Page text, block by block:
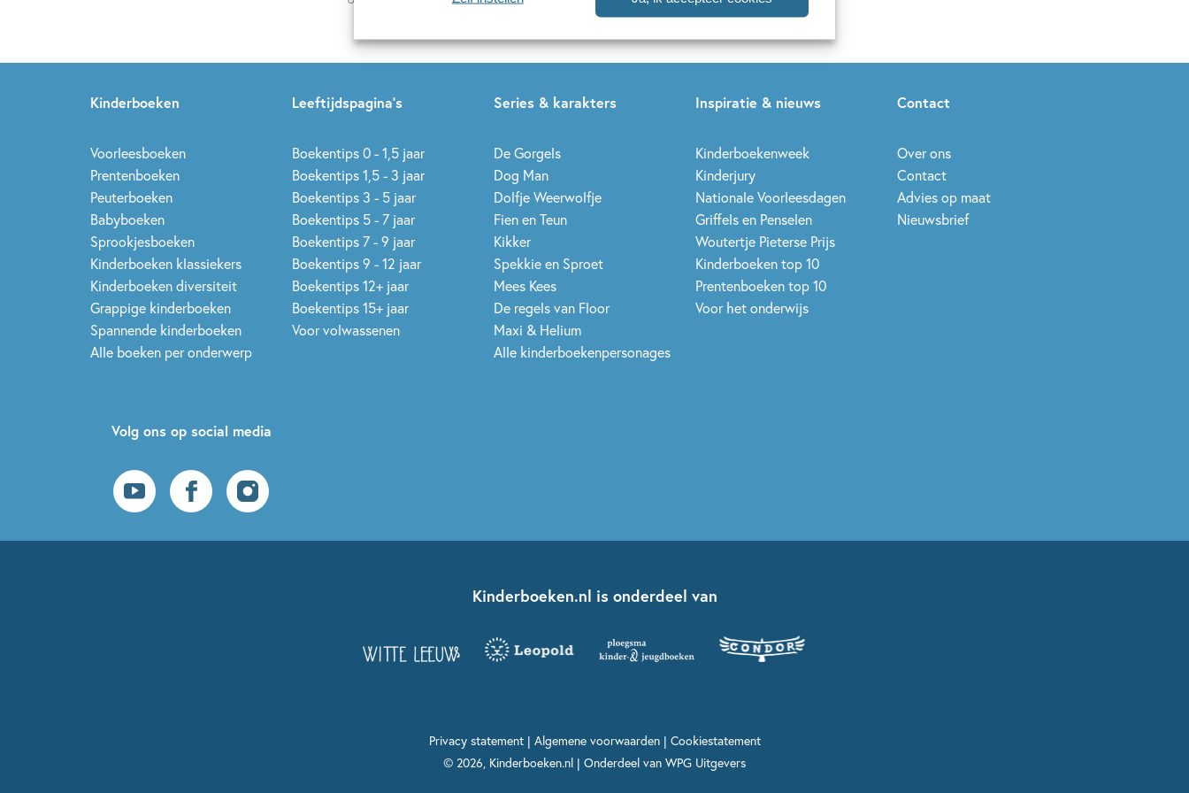
Kinderboeken
Voorleesboeken
Prentenboeken
Peuterboeken
Babyboeken
Sprookjesboeken
Kinderboeken klassiekers
Kinderboeken diversiteit
Grappige kinderboeken
Spannende kinderboeken
Alle boeken per onderwerp
Leeftijdspagina’s
Boekentips 0 - 1,5 jaar
Boekentips 1,5 - 3 jaar
Boekentips 3 - 5 jaar
Boekentips 5 - 7 jaar
Boekentips 7 - 9 jaar
Boekentips 9 - 12 jaar
Boekentips 12+ jaar
Boekentips 15+ jaar
Voor volwassenen
Series & karakters
De Gorgels
Dog Man
Dolfje Weerwolfje
Fien en Teun
Kikker
Spekkie en Sproet
Mees Kees
De regels van Floor
Maxi & Helium
Alle kinderboekenpersonages
Inspiratie & nieuws
Kinderboekenweek
Kinderjury
Nationale Voorleesdagen
Griffels en Penselen
Woutertje Pieterse Prijs
Kinderboeken top 10
Prentenboeken top 10
Voor het onderwijs
Contact
Over ons
Contact
Advies op maat
Nieuwsbrief
Volg ons op social media
Kinderboeken.nl is onderdeel van
Privacy statement| Algemene voorwaarden| Cookiestatement
© 2026, Kinderboeken.nl | Onderdeel van WPG Uitgevers